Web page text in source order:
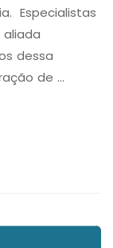
Especialistas
dessa
de …